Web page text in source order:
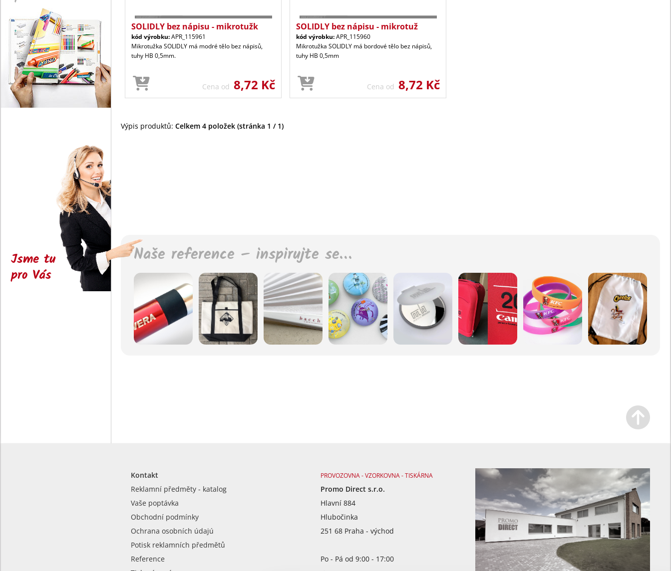
Jsme tu
pro Vás
SOLIDLY bez nápisu - mikrotužk
kód výrobku:APR_115961
Mikrotužka SOLIDLY má modré tělo bez nápisů,
tuhy HB 0,5mm.
Cena od 8,72 Kč
SOLIDLY bez nápisu - mikrotuž
kód výrobku:APR_115960
Mikrotužka SOLIDLY má bordové tělo bez nápisů,
tuhy HB 0,5mm
Cena od 8,72 Kč
Výpis produktů: Celkem 4 položek (stránka 1 / 1)
Naše reference – inspirujte se…
Kontakt
Reklamní předměty - katalog
Vaše poptávka
Obchodní podmínky
Ochrana osobních údajú
Potisk reklamních předmětů
Reference
PROVOZOVNA - VZORKOVNA - TISKÁRNA
Promo Direct s.r.o.
Hlavní 884
Hlubočinka
251 68 Praha - východ
Po - Pá od 9:00 - 17:00